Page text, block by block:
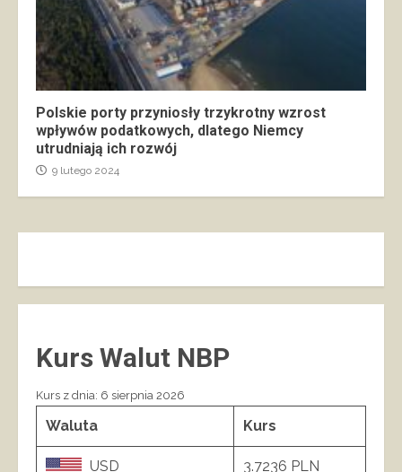
Polskie porty przyniosły trzykrotny wzrost
wpływów podatkowych, dlatego Niemcy
utrudniają ich rozwój
9 lutego 2024
Kurs Walut NBP
Kurs z dnia: 6 sierpnia 2026
Waluta Kurs
USD 3.7236 PLN